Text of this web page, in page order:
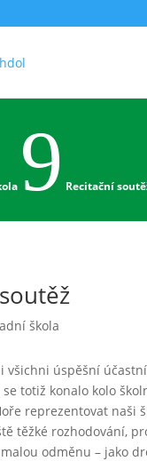
9 Recitační
škola
všichni úspěšní
totiž konalo kolo
reprezentovat naši
těžké rozhodování,
odměnu – jako